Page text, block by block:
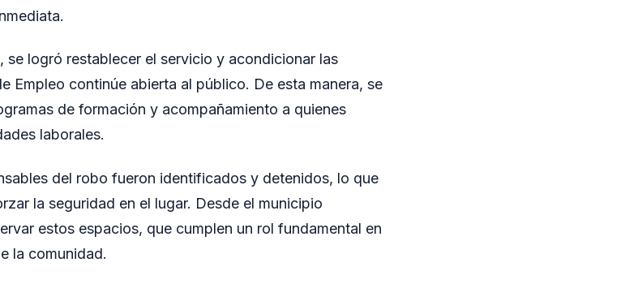
logró restablecer el servicio y acondicionar las
Empleo continúe abierta al público. De esta manera, se
de formación y acompañamiento a quienes
laborales.
del robo fueron identificados y detenidos, lo que
la seguridad en el lugar. Desde el municipio
estos espacios, que cumplen un rol fundamental en
la comunidad.